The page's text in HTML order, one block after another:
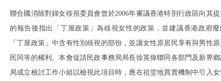
聯合國消除對婦女歧視委員會曾於2006年審議香港特別行政區向其
的報告後指出「丁屋政策」為歧視女性的政策，並建議香港政府廢
「丁屋政策」中含有性別歧視的部份，並讓女性原居民享有與男性
民同等的權利。本會促請民政事務局局長徐英偉聯同各部門及新界
局成立檢討工作小組以檢視此項目時，應在祖堂地買賣機制中引入